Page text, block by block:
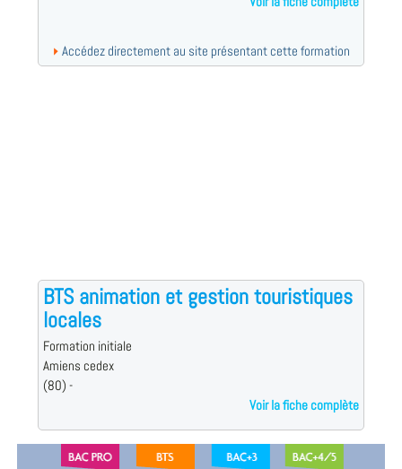
Accédez directement au site présentant cette formation
BTS animation et gestion touristiques
locales
Formation initiale
Amiens cedex
(80) -
Voir la fiche complète